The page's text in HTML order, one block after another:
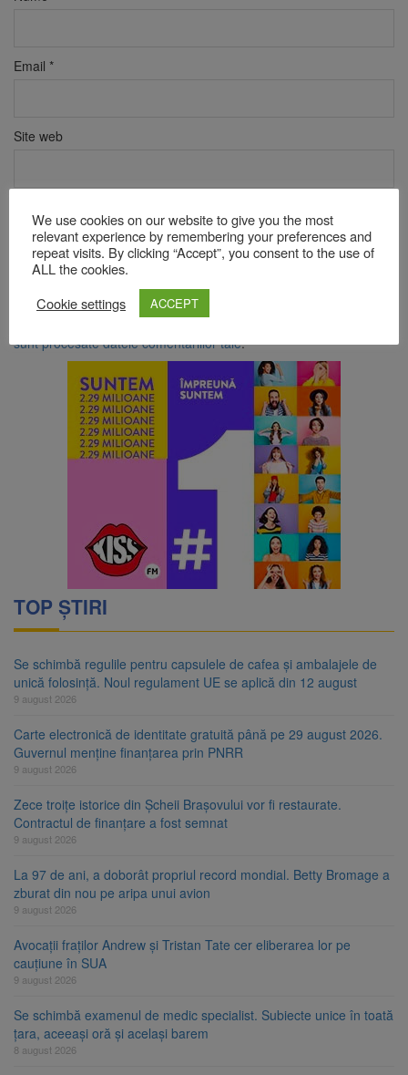
Email *
Site web
Verificare anti-robot
Click pentru a începe verificarea
FriendlyCaptcha ⇗
sunt procesate datele comentariilor tale.
TOP ȘTIRI
Se schimbă regulile pentru capsulele de cafea și ambalajele de
unică folosință. Noul regulament UE se aplică din 12 august
9 august 2026
Carte electronică de identitate gratuită până pe 29 august 2026.
Guvernul menține finanțarea prin PNRR
9 august 2026
Zece troițe istorice din Șcheii Brașovului vor fi restaurate.
Contractul de finanțare a fost semnat
9 august 2026
La 97 de ani, a doborât propriul record mondial. Betty Bromage a
zburat din nou pe aripa unui avion
9 august 2026
Avocații fraților Andrew și Tristan Tate cer eliberarea lor pe
cauțiune în SUA
9 august 2026
Se schimbă examenul de medic specialist. Subiecte unice în toată
țara, aceeași oră și același barem
8 august 2026
We use cookies on our website to give you the most
relevant experience by remembering your preferences and
repeat visits. By clicking “Accept”, you consent to the use of
ALL the cookies.
Cookie settings
ACCEPT